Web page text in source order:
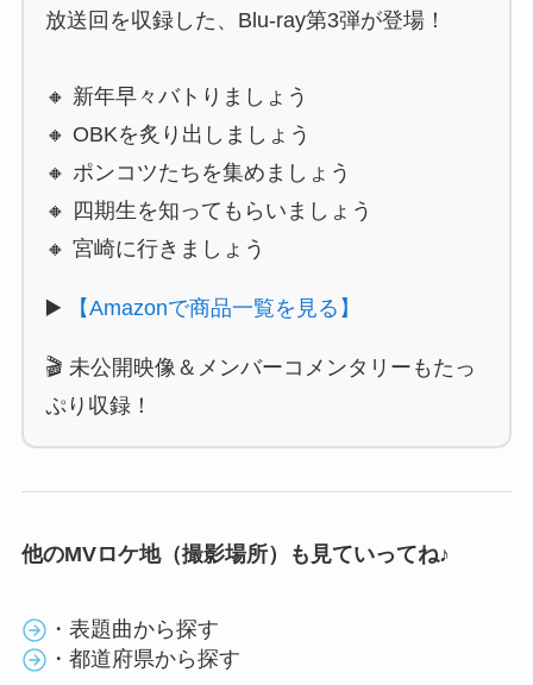
放送回を収録した、Blu-ray第3弾が登場！
🔸 新年早々バトりましょう
🔸 OBKを炙り出しましょう
🔸 ポンコツたちを集めましょう
🔸 四期生を知ってもらいましょう
🔸 宮崎に行きましょう
▶️ 【Amazonで商品一覧を見る】
🎬 未公開映像＆メンバーコメンタリーもたっ
ぷり収録！
他のMVロケ地（撮影場所）も見ていってね♪
・表題曲から探す
・都道府県から探す